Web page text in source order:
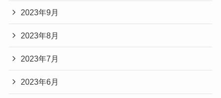
2023年9月
2023年8月
2023年7月
2023年6月